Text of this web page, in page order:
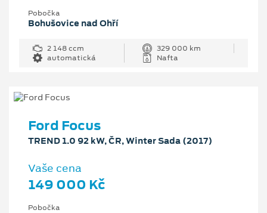
Pobočka
Bohušovice nad Ohří
2 148 ccm
329 000 km
automatická
Nafta
Ford Focus
TREND 1.0 92 kW, ČR, Winter Sada (2017)
Vaše cena
149 000 Kč
Pobočka